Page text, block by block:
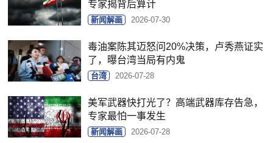
专家揭背后算计
新闻解画 2026-07-30
毒油案陈其迈怒问20%决策，卢秀燕证实
了，曝台湾当局有内鬼
台湾 2026-07-28
美军武器快打光了？高端武器库存告急，
专家最怕一事发生
新闻解画 2026-07-28